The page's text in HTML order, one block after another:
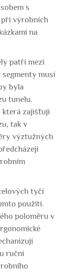
s
při výrobních
na
patří mezi
musí
byla
tunelu.
která zajišťují
tak v
výztužných
tyčí
použití.
poloměru v
ruční